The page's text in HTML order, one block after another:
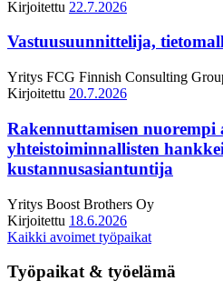
Kirjoitettu 22.7.2026
Vastuusuunnittelija,
Yritys FCG Finnish Consulting
Kirjoitettu 20.7.2026
Rakennuttamisen nuorempi
yhteistoiminnallisten
kustannusasiantuntija
Yritys Boost Brothers Oy
Kirjoitettu 18.6.2026
Kaikki avoimet työpaikat
Työpaikat & työelämä